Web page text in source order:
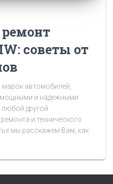
советы от
марок автомобилей,
мощными и надежными
любой другой
и технического
мы расскажем Вам, как